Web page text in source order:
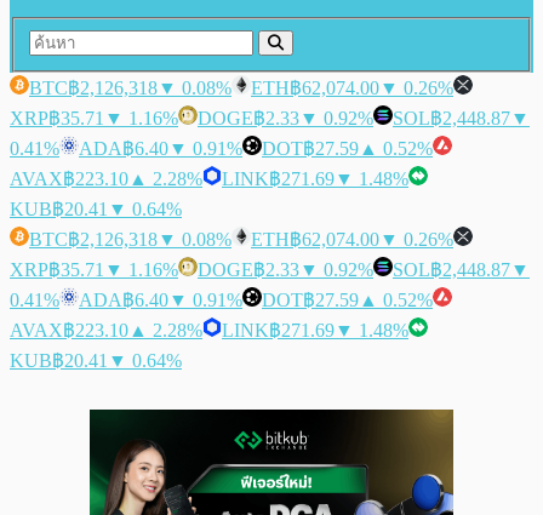
BTC฿2,126,318▼ 0.08% ETH฿62,074.00▼ 0.26%
XRP฿35.71 ▼ 1.16% DOGE฿2.33▼ 0.92% SOL฿2,448.87▼
0.41%
ADA฿6.40▼ 0.91% DOT฿27.59 ▲ 0.52%
AVAX฿223.10 ▲ 2.28% LINK฿271.69▼ 1.48%
KUB฿20.41 ▼ 0.64%
BTC฿2,126,318▼ 0.08% ETH฿62,074.00▼ 0.26%
XRP฿35.71 ▼ 1.16% DOGE฿2.33▼ 0.92% SOL฿2,448.87▼
0.41%
ADA฿6.40▼ 0.91% DOT฿27.59 ▲ 0.52%
AVAX฿223.10 ▲ 2.28% LINK฿271.69▼ 1.48%
KUB฿20.41 ▼ 0.64%